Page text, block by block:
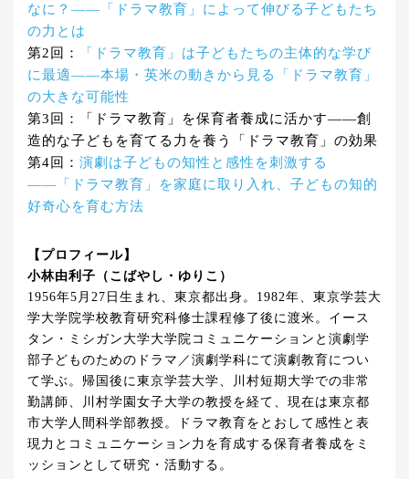
なに？――「ドラマ教育」によって伸びる子どもたち
の力とは
第2回：
「ドラマ教育」は子どもたちの主体的な学び
に最適――本場・英米の動きから見る「ドラマ教育」
の大きな可能性
第3回：「ドラマ教育」を保育者養成に活かす――創
造的な子どもを育てる力を養う「ドラマ教育」の効果
第4回： 演劇は子どもの知性と感性を刺激する
――「ドラマ教育」を家庭に取り入れ、子どもの知的
好奇心を育む方法
【プロフィール】
小林由利子（こばやし・ゆりこ）
1956年5月27日生まれ、東京都出身。1982年、東京学芸大
学大学院学校教育研究科修士課程修了後に渡米。イース
タン・ミシガン大学大学院コミュニケーションと演劇学
部子どものためのドラマ／演劇学科にて演劇教育につい
て学ぶ。帰国後に東京学芸大学、川村短期大学での非常
勤講師、川村学園女子大学の教授を経て、現在は東京都
市大学人間科学部教授。ドラマ教育をとおして感性と表
現力とコミュニケーション力を育成する保育者養成をミ
ッションとして研究・活動する。